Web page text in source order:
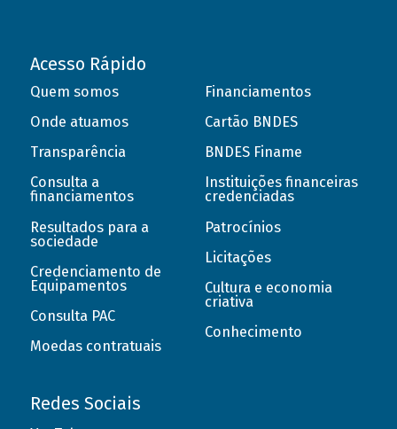
Acesso Rápido
Quem somos
Onde atuamos
Transparência
Consulta a
financiamentos
Resultados para a
sociedade
Credenciamento de
Equipamentos
Consulta PAC
Moedas contratuais
Financiamentos
Cartão BNDES
BNDES Finame
Instituições financeiras
credenciadas
Patrocínios
Licitações
Cultura e economia
criativa
Conhecimento
Redes Sociais